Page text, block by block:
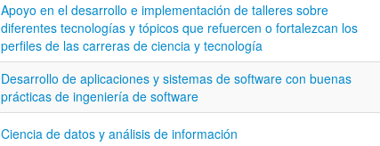
Apoyo en el desarrollo e implementación de talleres sobre
diferentes tecnologías y tópicos que refuercen o fortalezcan los
perfiles de las carreras de ciencia y tecnología
Desarrollo de aplicaciones y sistemas de software con buenas
prácticas de ingeniería de software
Ciencia de datos y análisis de información